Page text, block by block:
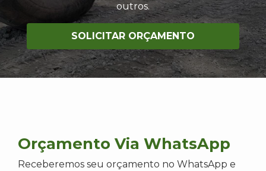
outros.
SOLICITAR ORÇAMENTO
Orçamento Via WhatsApp
Receberemos seu orçamento no WhatsApp e